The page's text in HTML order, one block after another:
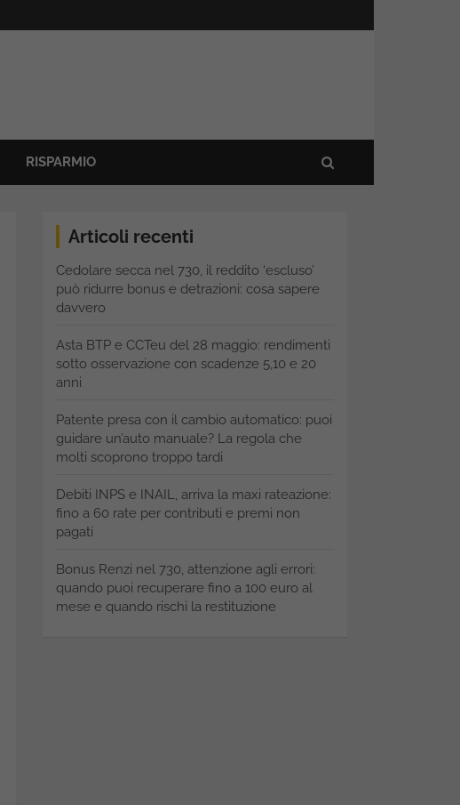
RISPARMIO
Articoli recenti
Cedolare secca nel 730, il reddito ‘escluso’
può ridurre bonus e detrazioni: cosa sapere
davvero
Asta BTP e CCTeu del 28 maggio: rendimenti
sotto osservazione con scadenze 5,10 e 20
anni
Patente presa con il cambio automatico: puoi
guidare un’auto manuale? La regola che
molti scoprono troppo tardi
Debiti INPS e INAIL, arriva la maxi rateazione:
fino a 60 rate per contributi e premi non
pagati
Bonus Renzi nel 730, attenzione agli errori:
quando puoi recuperare fino a 100 euro al
mese e quando rischi la restituzione